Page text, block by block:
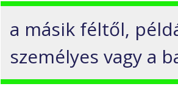
a másik féltől,
személyes vagy a